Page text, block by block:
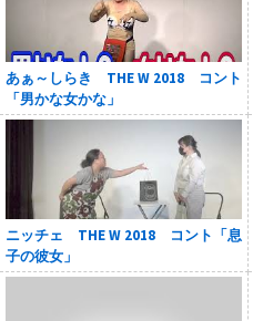
あぁ～しらき THE W 2018 コント
「男かな女かな」
ニッチェ THE W 2018 コント「息
子の彼女」